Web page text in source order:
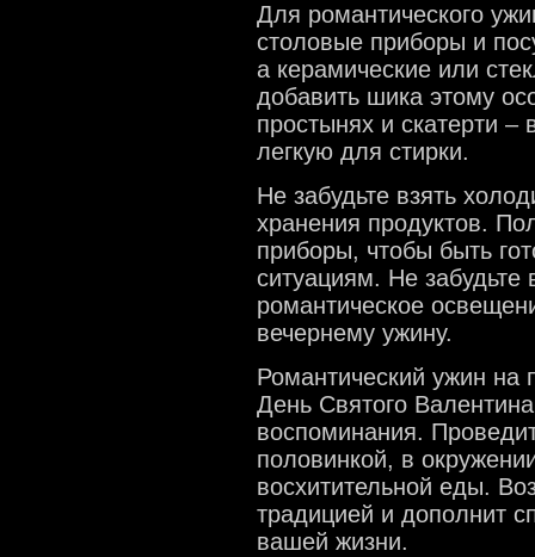
Для романтического
столовые приборы и
а керамические или
добавить шика этому
простынях и скатерти
легкую для стирки.
Не забудьте взять
хранения продуктов.
приборы, чтобы быть
ситуациям. Не забудьте
романтическое
вечернему ужину.
Романтический ужин на
День Святого
воспоминания.
половинкой, в
восхитительной еды.
традицией и дополнит
вашей жизни.